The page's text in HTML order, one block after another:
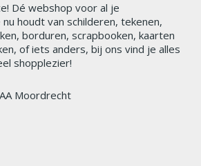
Dé webshop voor al je
houdt van schilderen, tekenen,
borduren, scrapbooken, kaarten
of iets anders, bij ons vind je alles
shopplezier!
Moordrecht